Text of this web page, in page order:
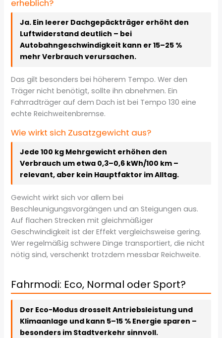
erheblich?
Ja. Ein leerer Dachgepäckträger erhöht den
Luftwiderstand deutlich – bei
Autobahngeschwindigkeit kann er 15–25 %
mehr Verbrauch verursachen.
Das gilt besonders bei höherem Tempo. Wer den
Träger nicht benötigt, sollte ihn abnehmen. Ein
Fahrradträger auf dem Dach ist bei Tempo 130 eine
echte Reichweitenbremse.
Wie wirkt sich Zusatzgewicht aus?
Jede 100 kg Mehrgewicht erhöhen den
Verbrauch um etwa 0,3–0,6 kWh/100 km –
relevant, aber kein Hauptfaktor im Alltag.
Gewicht wirkt sich vor allem bei
Beschleunigungsvorgängen und an Steigungen aus.
Auf flachen Strecken mit gleichmäßiger
Geschwindigkeit ist der Effekt vergleichsweise gering.
Wer regelmäßig schwere Dinge transportiert, die nicht
nötig sind, verschenkt trotzdem messbar Reichweite.
Fahrmodi: Eco, Normal oder Sport?
Der Eco-Modus drosselt Antriebsleistung und
Klimaanlage und kann 5–15 % Energie sparen –
besonders im Stadtverkehr sinnvoll.